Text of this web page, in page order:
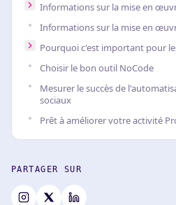
Informations sur la mise en
Informations sur la mise en
Pourquoi c'est important pour
Choisir le bon outil NoCode
Mesurer le succès de
sociaux
Prêt à améliorer votre activité
PARTAGER SUR